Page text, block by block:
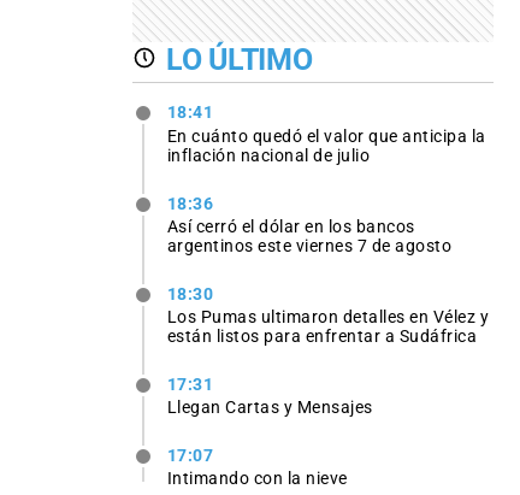
LO ÚLTIMO
18:41
En cuánto quedó el valor que anticipa la
inflación nacional de julio
18:36
Así cerró el dólar en los bancos
argentinos este viernes 7 de agosto
18:30
Los Pumas ultimaron detalles en Vélez y
están listos para enfrentar a Sudáfrica
17:31
Llegan Cartas y Mensajes
17:07
Intimando con la nieve